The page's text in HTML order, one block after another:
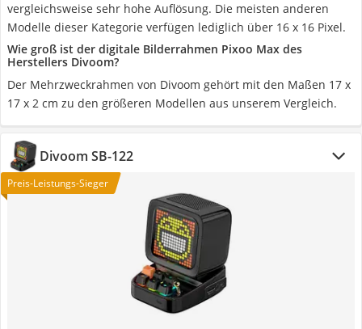
vergleichsweise sehr hohe Auflösung. Die meisten anderen
Modelle dieser Kategorie verfügen lediglich über 16 x 16 Pixel.
Wie groß ist der digitale Bilderrahmen Pixoo Max des
Herstellers Divoom?
Der Mehrzweckrahmen von Divoom gehört mit den Maßen 17 x
17 x 2 cm zu den größeren Modellen aus unserem Vergleich.
Divoom SB-122
Preis-Leistungs-Sieger